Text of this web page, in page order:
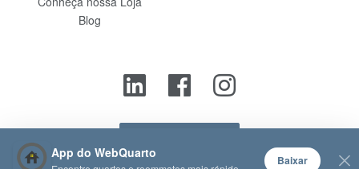
App do WebQuarto Baixar
Blog